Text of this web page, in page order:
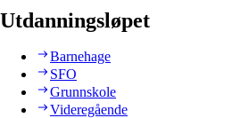
Utdanningsløpet
Barnehage
SFO
Grunnskole
Videregående